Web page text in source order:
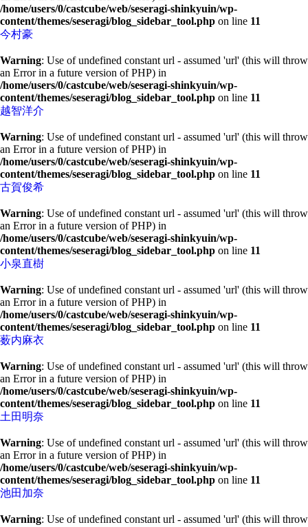
/home/users/0/castcube/web/seseragi-shinkyuin/wp-
content/themes/seseragi/blog_sidebar_tool.php on line 11
今村豪
Warning: Use of undefined constant url - assumed 'url' (this will throw
an Error in a future version of PHP) in
/home/users/0/castcube/web/seseragi-shinkyuin/wp-
content/themes/seseragi/blog_sidebar_tool.php on line 11
越智洋介
Warning: Use of undefined constant url - assumed 'url' (this will throw
an Error in a future version of PHP) in
/home/users/0/castcube/web/seseragi-shinkyuin/wp-
content/themes/seseragi/blog_sidebar_tool.php on line 11
古賀俊希
Warning: Use of undefined constant url - assumed 'url' (this will throw
an Error in a future version of PHP) in
/home/users/0/castcube/web/seseragi-shinkyuin/wp-
content/themes/seseragi/blog_sidebar_tool.php on line 11
小泉直樹
Warning: Use of undefined constant url - assumed 'url' (this will throw
an Error in a future version of PHP) in
/home/users/0/castcube/web/seseragi-shinkyuin/wp-
content/themes/seseragi/blog_sidebar_tool.php on line 11
薮内麻衣
Warning: Use of undefined constant url - assumed 'url' (this will throw
an Error in a future version of PHP) in
/home/users/0/castcube/web/seseragi-shinkyuin/wp-
content/themes/seseragi/blog_sidebar_tool.php on line 11
土田明奈
Warning: Use of undefined constant url - assumed 'url' (this will throw
an Error in a future version of PHP) in
/home/users/0/castcube/web/seseragi-shinkyuin/wp-
content/themes/seseragi/blog_sidebar_tool.php on line 11
池田加奈
Warning: Use of undefined constant url - assumed 'url' (this will throw